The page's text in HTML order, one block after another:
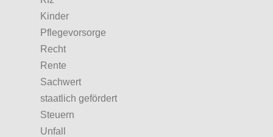
Kinder
Pflegevorsorge
Recht
Rente
Sachwert
staatlich gefördert
Steuern
Unfall